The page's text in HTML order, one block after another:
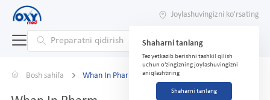
Joylashuvingizni ko'rsating
Shaharni tanlang
Tez yetkazib berishni tashkil qilish
uchun o'zingizning joylashuvingizni
aniqlashtiring
Shaharni tanlang
Bosh sahifa Whan In Pharm